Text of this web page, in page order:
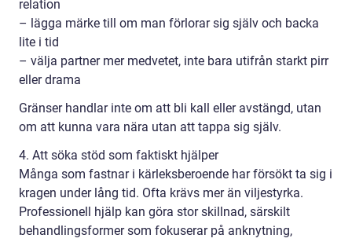
relation
– lägga märke till om man förlorar sig själv och backa
lite i tid
– välja partner mer medvetet, inte bara utifrån starkt pirr
eller drama
Gränser handlar inte om att bli kall eller avstängd, utan
om att kunna vara nära utan att tappa sig själv.
4. Att söka stöd som faktiskt hjälper
Många som fastnar i kärleksberoende har försökt ta sig i
kragen under lång tid. Ofta krävs mer än viljestyrka.
Professionell hjälp kan göra stor skillnad, särskilt
behandlingsformer som fokuserar på anknytning,